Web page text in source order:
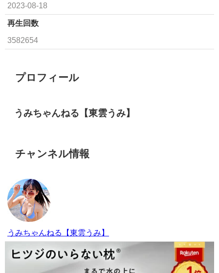
2023-08-18
再生回数
3582654
プロフィール
うみちゃんねる【東雲うみ】
チャンネル情報
うみちゃんねる【東雲うみ】